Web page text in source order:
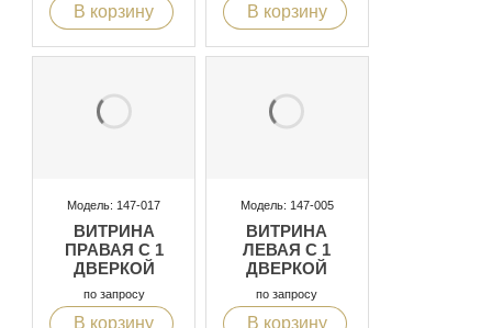
В корзину В корзину
Модель: 147-017
ВИТРИНА
ПРАВАЯ С 1
ДВЕРКОЙ
по запросу
В корзину
Модель: 147-005
ВИТРИНА
ЛЕВАЯ С 1
ДВЕРКОЙ
по запросу
В корзину